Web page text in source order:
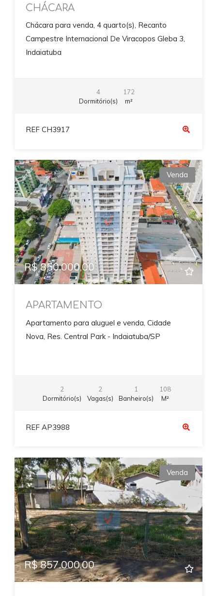
CHÁCARA
Chácara para venda, 4 quarto(s), Recanto
Campestre Internacional De Viracopos Gleba 3,
Indaiatuba
4
Dormitório(s)
172
m²
REF CH3917
Previous Next
Venda
R$ 850.000,00
APARTAMENTO
Apartamento para aluguel e venda, Cidade
Nova, Res. Central Park - Indaiatuba/SP
2
Dormitório(s)
2
Vagas(s)
1
Banheiro(s)
108
M²
REF AP3988
Previous Next
Venda
R$ 857.000,00